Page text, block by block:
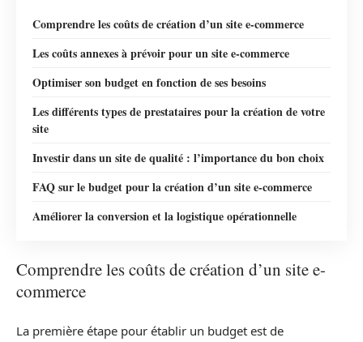
Comprendre les coûts de création d’un site e-commerce
Les coûts annexes à prévoir pour un site e-commerce
Optimiser son budget en fonction de ses besoins
Les différents types de prestataires pour la création de votre
site
Investir dans un site de qualité : l’importance du bon choix
FAQ sur le budget pour la création d’un site e-commerce
Améliorer la conversion et la logistique opérationnelle
Comprendre les coûts de création d’un site e-
commerce
La première étape pour établir un budget est de